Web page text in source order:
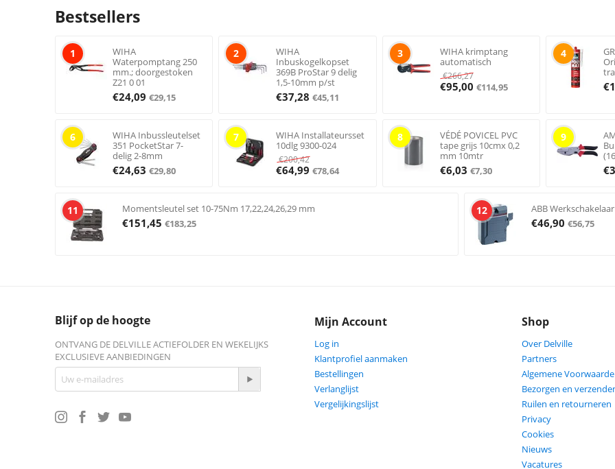
Bestsellers
1
WIHA
Waterpomptang 250
mm.; doorgestoken
Z21 0 01
€24,09 €29,15
2
WIHA
Inbuskogelkopset
369B ProStar 9 delig
1,5-10mm p/st
€37,28 €45,11
3
WIHA krimptang
automatisch
€266,27
€95,00 €114,95
4
€
6
WIHA Inbussleutelset
351 PocketStar 7-
delig 2-8mm
€24,63 €29,80
7
WIHA Installateursset
10dlg 9300-024
€200,42
€64,99 €78,64
8
VÉDÉ POVICEL PVC
tape grijs 10cmx 0,2
mm 10mtr
€6,03 €7,30
9
€
11 Momentsleutel set 10-75Nm 17,22,24,26,29 mm
€151,45 €183,25
12 ABB
€46,90 €56,75
Blijf op de hoogte
ONTVANG DE DELVILLE ACTIEFOLDER EN WEKELIJKS
EXCLUSIEVE AANBIEDINGEN
Mijn Account
Log in
Klantprofiel aanmaken
Bestellingen
Verlanglijst
Vergelijkingslijst
Shop
Over Delville
Partners
Algemene
Bezorgen en
Ruilen en retourneren
Privacy
Cookies
Nieuws
Vacatures